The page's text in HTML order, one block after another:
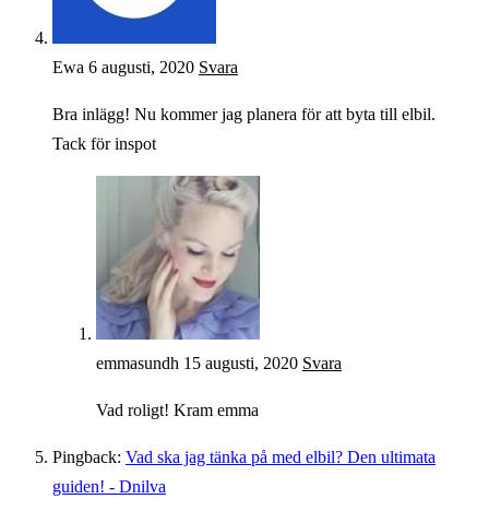
Ewa 6 augusti, 2020 Svara
Bra inlägg! Nu kommer jag planera för att byta till elbil.
Tack för inspot
emmasundh 15 augusti, 2020 Svara
Vad roligt! Kram emma
Pingback: Vad ska jag tänka på med elbil? Den ultimata
guiden! - Dnilva